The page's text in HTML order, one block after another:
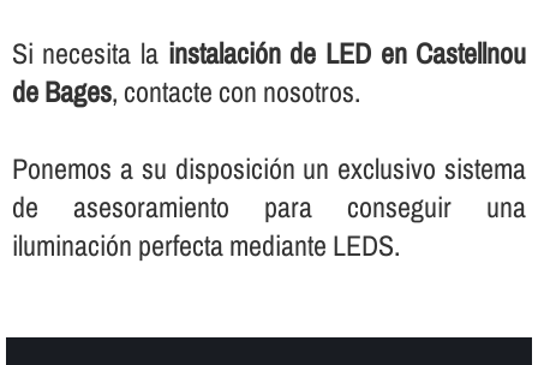
Si necesita la instalación de LED en Castellnou
de Bages, contacte con nosotros.
Ponemos a su disposición un exclusivo sistema
de asesoramiento para conseguir una
iluminación perfecta mediante LEDS.